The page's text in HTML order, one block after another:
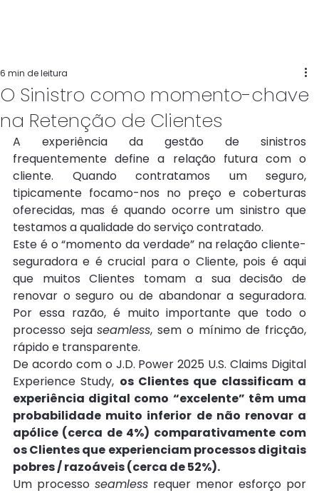
O Sinistro como momento-chave
na Retenção de Clientes
6 min de leitura
A experiência da gestão de sinistros
frequentemente define a relação futura com o
cliente. Quando contratamos um seguro,
tipicamente focamo-nos no preço e coberturas
oferecidas, mas é quando ocorre um sinistro que
testamos a qualidade do serviço contratado.
Este é o “momento da verdade” na relação cliente-
seguradora e é crucial para o Cliente, pois é aqui
que muitos Clientes tomam a sua decisão de
renovar o seguro ou de abandonar a seguradora.
Por essa razão, é muito importante que todo o
processo seja seamless, sem o mínimo de fricção,
rápido e transparente.
De acordo com o J.D. Power 2025 U.S. Claims Digital
Experience Study, os Clientes que classificam a
experiência digital como “excelente” têm uma
probabilidade muito inferior de não renovar a
apólice (cerca de 4%) comparativamente com
os Clientes que experienciam processos digitais
pobres / razoáveis (cerca de 52%).
Um processo seamless requer menor esforço por